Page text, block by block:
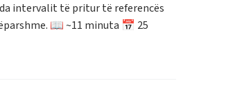
intervalit të pritur të referencës
📖 ~11 minuta 📅 25